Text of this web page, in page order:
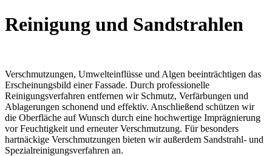
Reinigung und Sandstrahlen
Verschmutzungen, Umwelteinflüsse und Algen beeinträchtigen das
Erscheinungsbild einer Fassade. Durch professionelle
Reinigungsverfahren entfernen wir Schmutz, Verfärbungen und
Ablagerungen schonend und effektiv. Anschließend schützen wir
die Oberfläche auf Wunsch durch eine hochwertige Imprägnierung
vor Feuchtigkeit und erneuter Verschmutzung. Für besonders
hartnäckige Verschmutzungen bieten wir außerdem Sandstrahl- und
Spezialreinigungsverfahren an.